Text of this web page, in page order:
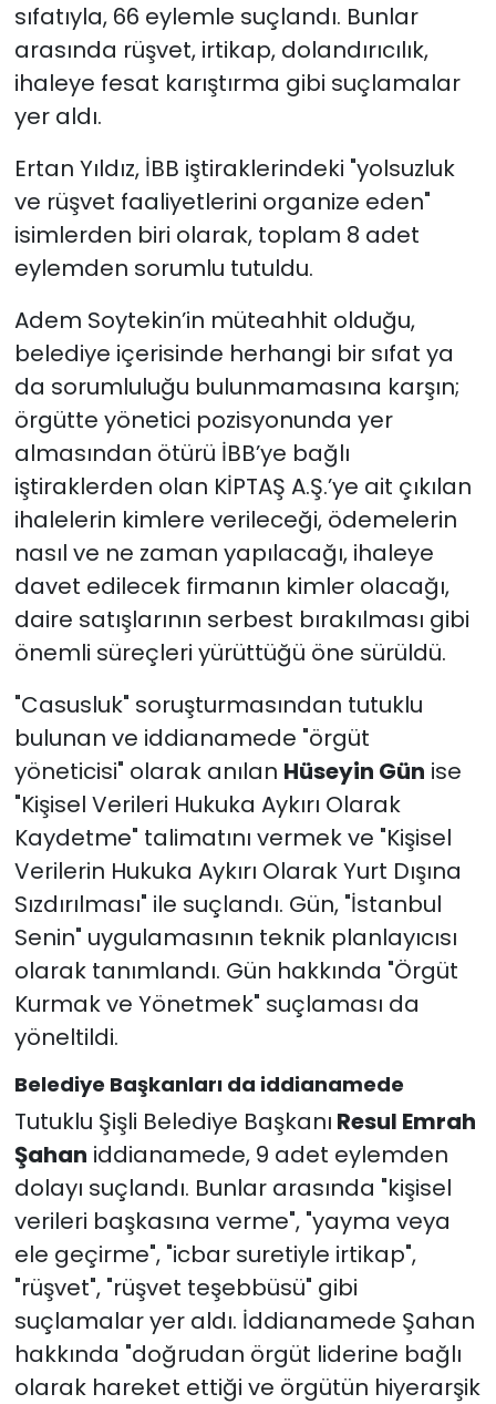
sıfatıyla, 66 eylemle suçlandı. Bunlar
arasında rüşvet, irtikap, dolandırıcılık,
ihaleye fesat karıştırma gibi suçlamalar
yer aldı.
Ertan Yıldız, İBB iştiraklerindeki "yolsuzluk
ve rüşvet faaliyetlerini organize eden"
isimlerden biri olarak, toplam 8 adet
eylemden sorumlu tutuldu.
Adem Soytekin’in müteahhit olduğu,
belediye içerisinde herhangi bir sıfat ya
da sorumluluğu bulunmamasına karşın;
örgütte yönetici pozisyonunda yer
almasından ötürü İBB’ye bağlı
iştiraklerden olan KİPTAŞ A.Ş.’ye ait çıkılan
ihalelerin kimlere verileceği, ödemelerin
nasıl ve ne zaman yapılacağı, ihaleye
davet edilecek firmanın kimler olacağı,
daire satışlarının serbest bırakılması gibi
önemli süreçleri yürüttüğü öne sürüldü.
"Casusluk" soruşturmasından tutuklu
bulunan ve iddianamede "örgüt
yöneticisi" olarak anılan Hüseyin Gün ise
"Kişisel Verileri Hukuka Aykırı Olarak
Kaydetme" talimatını vermek ve "Kişisel
Verilerin Hukuka Aykırı Olarak Yurt Dışına
Sızdırılması" ile suçlandı. Gün, "İstanbul
Senin" uygulamasının teknik planlayıcısı
olarak tanımlandı. Gün hakkında "Örgüt
Kurmak ve Yönetmek" suçlaması da
yöneltildi.
Belediye Başkanları da iddianamede
Tutuklu Şişli Belediye Başkanı Resul Emrah
Şahan iddianamede, 9 adet eylemden
dolayı suçlandı. Bunlar arasında "kişisel
verileri başkasına verme", "yayma veya
ele geçirme", "icbar suretiyle irtikap",
"rüşvet", "rüşvet teşebbüsü" gibi
suçlamalar yer aldı. İddianamede Şahan
hakkında "doğrudan örgüt liderine bağlı
olarak hareket ettiği ve örgütün hiyerarşik